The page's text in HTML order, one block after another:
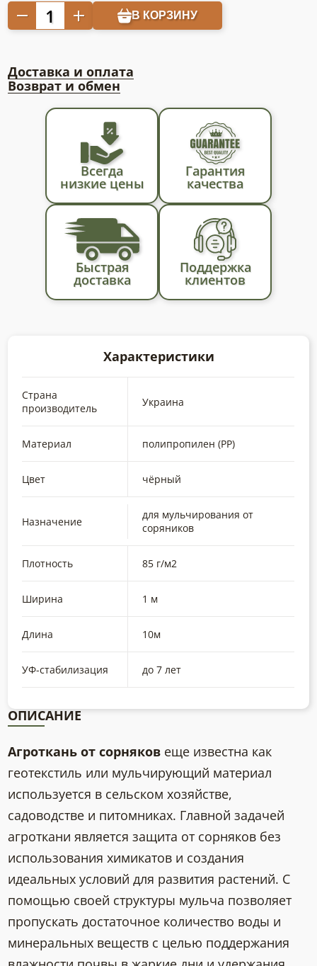
Количество
товара
кв.м
1,05
В КОРЗИНУ
Доставка и оплата
Возврат и обмен
Всегда
низкие цены
Гарантия
качества
Быстрая
доставка
Поддержка
клиентов
ОПИСАНИЕ
Агроткань от сорняков еще известна как
геотекстиль или мульчирующий материал
используется в сельском хозяйстве,
садоводстве и питомниках. Главной задачей
агроткани является защита от сорняков без
использования химикатов и создания
идеальных условий для развития растений. С
помощью своей структуры мульча позволяет
пропускать достаточное количество воды и
минеральных веществ с целью поддержания
Характеристики
Страна
производитель
Украина
Материал полипропилен (РР)
Цвет чёрный
Назначение
для мульчирования от
соряников
Плотность 85 г/м2
Ширина 1 м
Длина 10м
УФ-стабилизация до 7 лет